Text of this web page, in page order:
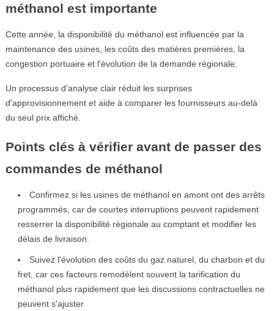
méthanol est importante
Cette année, la disponibilité du méthanol est influencée par la
maintenance des usines, les coûts des matières premières, la
congestion portuaire et l'évolution de la demande régionale.
Un processus d'analyse clair réduit les surprises
d'approvisionnement et aide à comparer les fournisseurs au-delà
du seul prix affiché.
Points clés à vérifier avant de passer des
commandes de méthanol
Confirmez si les usines de méthanol en amont ont des arrêts
programmés, car de courtes interruptions peuvent rapidement
resserrer la disponibilité régionale au comptant et modifier les
délais de livraison.
Suivez l'évolution des coûts du gaz naturel, du charbon et du
fret, car ces facteurs remodèlent souvent la tarification du
méthanol plus rapidement que les discussions contractuelles ne
peuvent s'ajuster.